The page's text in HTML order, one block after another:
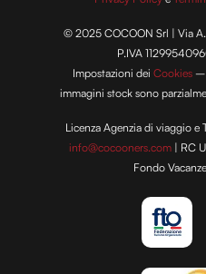
© 2025 COCOON Srl | Via
P.IVA
Impostazioni deiCookies
immagini stock sono
Licenza Agenzia di viaggio e
info@cocooners.com | RC
Fondo